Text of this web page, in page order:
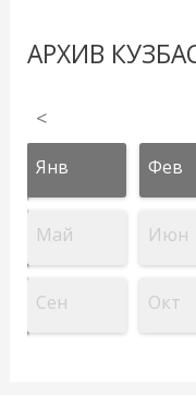
АРХИВ
<
Янв Фев
Май Июн
Сен Окт